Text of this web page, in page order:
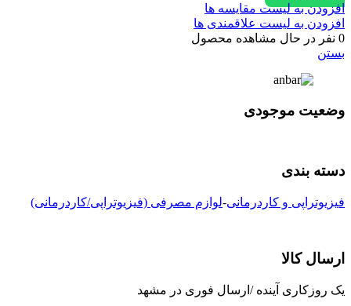
افزودن به لیست مقایسه ها
افزودن به لیست علاقمندی ها
0 نفر در حال مشاهده محصول
بستن
وضعیت موجودی
دسته بندی
فیزیوتراپی و کاردرمانی-لوازم مصرفی (فیزیوتراپی/کاردرمانی)
ارسال کالا
یک روزکاری آینده /ارسال فوری در مشهد